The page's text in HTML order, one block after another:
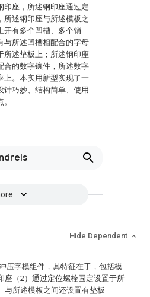
印座，所述钢印座通过定
所述钢印座与所述模板之
开有多个凹槽、多个销
与所述凹槽相配合的字母
所述垫板上；所述钢印座
合的数字镶件，所述数字
上。本实用新型实现了一
计巧妙、结构简单、使用
Hide Dependent
压字模组件，其特征在于，包括模
座（2）通过定位螺栓固定设置于所
与所述模板之间还设置有垫板